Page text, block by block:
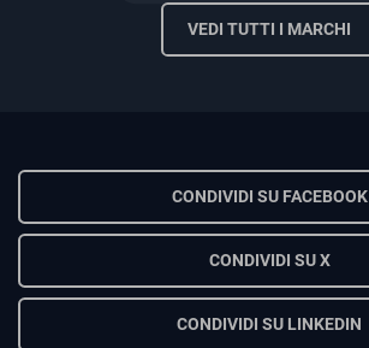
VEDI TUTTI I MARCHI
CONDIVIDI SU FACEBOOK
CONDIVIDI SU X
CONDIVIDI SU LINKEDIN